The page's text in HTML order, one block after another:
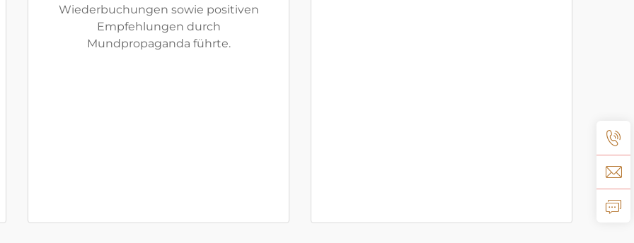
Wiederbuchungen sowie positiven
Empfehlungen durch
Mundpropaganda führte.